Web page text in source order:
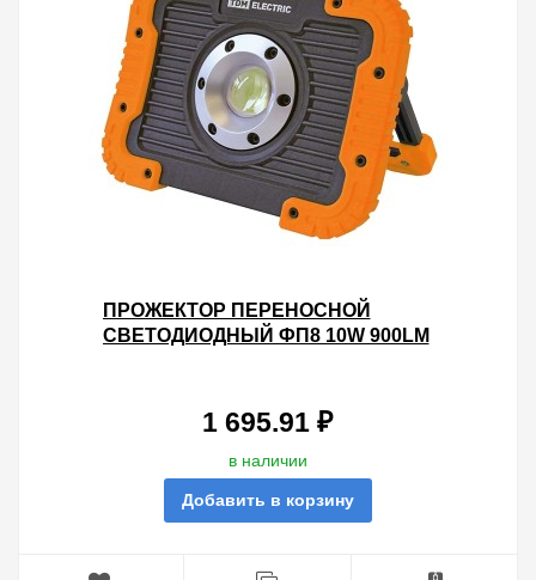
ПРОЖЕКТОР ПЕРЕНОСНОЙ
СВЕТОДИОДНЫЙ ФП8 10W 900LM
1 695.91 ₽
в наличии
Добавить в корзину